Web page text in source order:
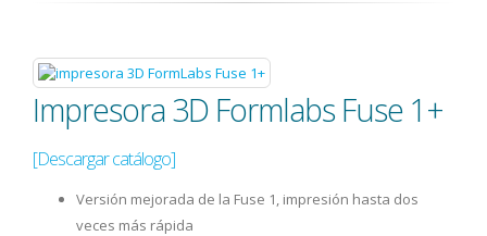
Impresora 3D Formlabs Fuse 1+
[Descargar catálogo]
Versión mejorada de la Fuse 1, impresión hasta dos
veces más rápida